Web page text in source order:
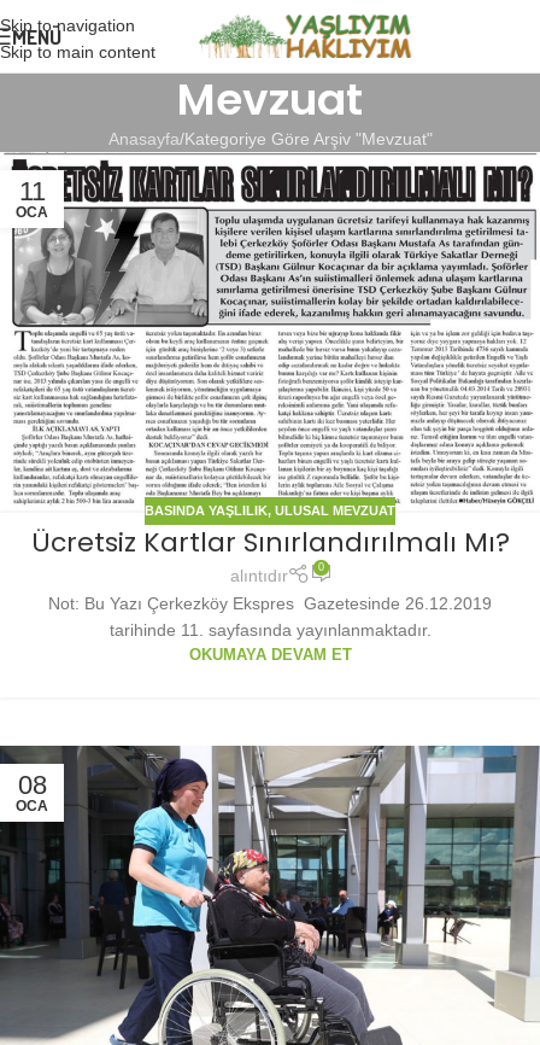
Skip to navigation
Skip to main content
MENÜ
Mevzuat
Anasayfa Kategoriye Göre Arşiv "Mevzuat"
11
OCA
BASINDA YAŞLILIK, ULUSAL MEVZUAT
Ücretsiz Kartlar Sınırlandırılmalı Mı?
alıntıdır 0
Not: Bu Yazı Çerkezköy Ekspres Gazetesinde 26.12.2019
tarihinde 11. sayfasında yayınlanmaktadır.
OKUMAYA DEVAM ET
08
OCA